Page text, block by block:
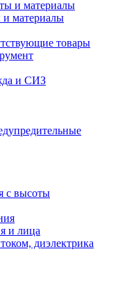
и материалы
товары
и СИЗ
с высоты
и лица
диэлектрика